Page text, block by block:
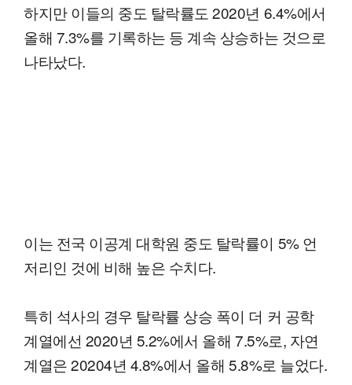
하지만 이들의 중도 탈락률도 2020년 6.4%에서
올해 7.3%를 기록하는 등 계속 상승하는 것으로
나타났다.
이는 전국 이공계 대학원 중도 탈락률이 5% 언
저리인 것에 비해 높은 수치다.
특히 석사의 경우 탈락률 상승 폭이 더 커 공학
계열에선 2020년 5.2%에서 올해 7.5%로, 자연
계열은 20204년 4.8%에서 올해 5.8%로 늘었다.